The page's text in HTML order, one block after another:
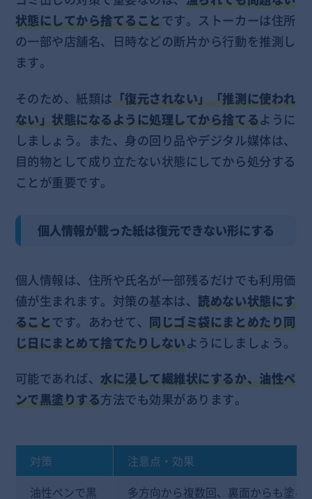
状態にしてから捨てることです。ストーカーは住所
の一部や店舗名、日時などの断片から行動を推測し
ます。
そのため、紙類は 「復元されない」「推測に使われ
ない」状態になるように処理してから捨てるように
しましょう。また、身の回り品やデジタル媒体は、
目的物として成り立たない状態にしてから処分する
ことが重要です。
個人情報が載った紙は復元できない形にする
個人情報は、住所や氏名が一部残るだけでも利用価
値が生まれます。対策の基本は、読めない状態にす
ることです。あわせて、 同じゴミ袋にまとめたり同
じ日にまとめて捨てたりしないようにしましょう。
可能であれば、水に浸して繊維状にするか、油性ペ
ンで黒塗りする方法でも効果があります。
対策
注意点・効果
油性ペンで黒
多方向から複数回、裏面からも塗